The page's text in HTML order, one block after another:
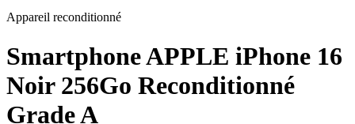
Appareil reconditionné
SmartphoneAPPLE iPhone 16
Noir 256Go Reconditionné
Grade A